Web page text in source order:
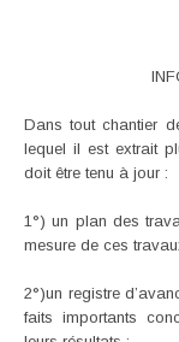
Dans tout chantier
lequel il est extrait
doit être tenu à jour :
1°) un plan des
mesure de ces
2°)un registre
faits importants